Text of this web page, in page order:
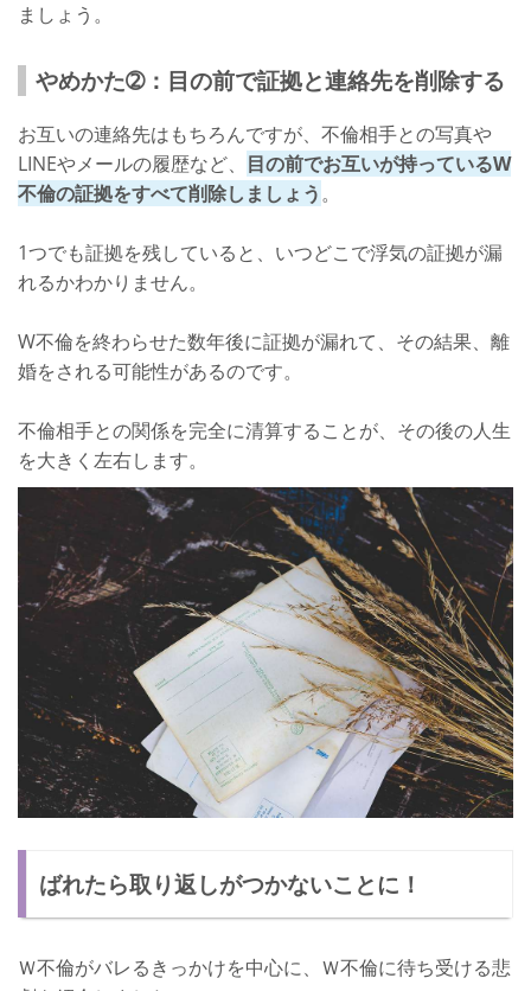
ましょう。
やめかた➁：目の前で証拠と連絡先を削除する
お互いの連絡先はもちろんですが、不倫相手との写真や
LINEやメールの履歴など、 目の前でお互いが持っているW
不倫の証拠をすべて削除しましょう。
1つでも証拠を残していると、いつどこで浮気の証拠が漏
れるかわかりません。
W不倫を終わらせた数年後に証拠が漏れて、その結果、離
婚をされる可能性があるのです。
不倫相手との関係を完全に清算することが、その後の人生
を大きく左右します。
ばれたら取り返しがつかないことに！
Ｗ不倫がバレるきっかけを中心に、Ｗ不倫に待ち受ける悲